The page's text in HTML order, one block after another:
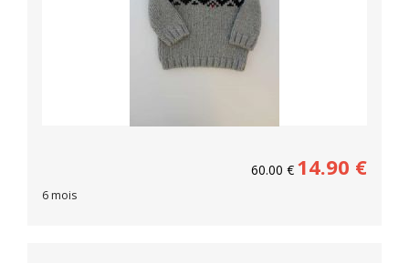
60.00 € 14.90 €
6 mois